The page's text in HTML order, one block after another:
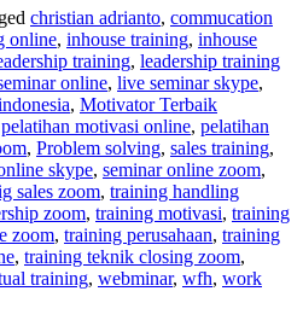
christian adrianto, commucation
online, inhouse training, inhouse
training, leadership training
online, live seminar skype,
, Motivator Terbaik
pelatihan motivasi online, pelatihan
, Problem solving, sales training,
skype, seminar online zoom,
sales zoom, training handling
zoom, training motivasi, training
zoom, training perusahaan, training
, training teknik closing zoom,
training, webminar, wfh, work